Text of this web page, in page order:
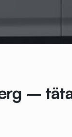
–